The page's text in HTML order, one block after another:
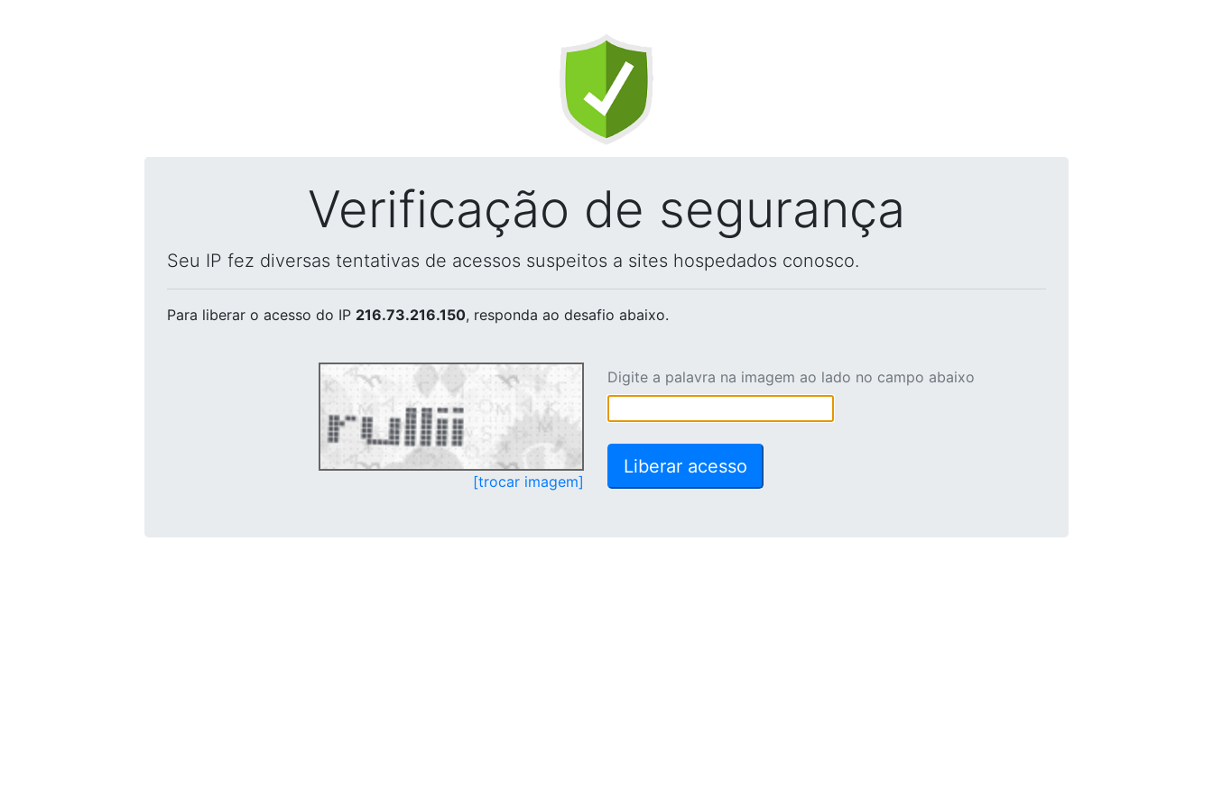
Verificação de segurança
Seu IP fez diversas tentativas de acessos suspeitos a sites hospedados conosco.
Para liberar o acesso do IP 216.73.216.150, responda ao desafio abaixo.
[trocar imagem]
Digite a palavra na imagem ao lado no campo abaixo